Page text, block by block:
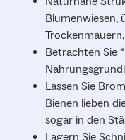
Blumenwiesen,
Betrachten Sie
Lassen Sie
Bienen lieben
sogar in den
Lagern Sie